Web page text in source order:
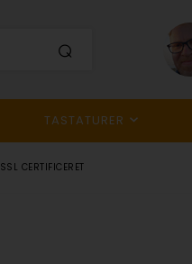
TASTATURER
SSL CERTIFICERET